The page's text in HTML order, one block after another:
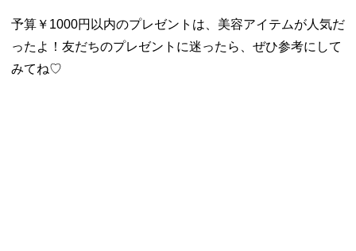
予算￥1000円以内のプレゼントは、美容アイテムが人気だ
ったよ！友だちのプレゼントに迷ったら、ぜひ参考にして
みてね♡